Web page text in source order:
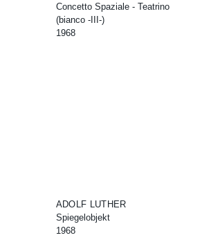
Concetto Spaziale - Teatrino
(bianco -III-)
1968
ADOLF LUTHER
Spiegelobjekt
1968